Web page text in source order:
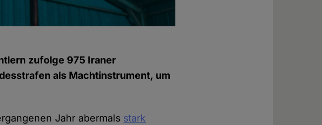
zufolge 975 Iraner
als Machtinstrument, um
Jahr abermals stark